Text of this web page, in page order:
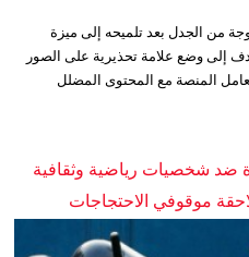
من الجدل بعد تلميحه إلى ميزة
إلى وضع علامة تحذيرية على الصور
المنصة مع المحتوى المضلل
ضد شخصيات رياضية وثقافية
موقوفي الاحتجاجات